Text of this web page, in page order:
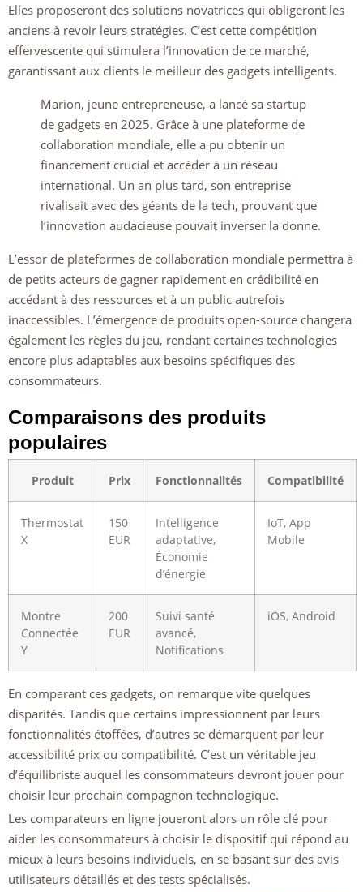
Elles proposeront des solutions novatrices qui obligeront les
anciens à revoir leurs stratégies. C’est cette compétition
effervescente qui stimulera l’innovation de ce marché,
garantissant aux clients le meilleur des gadgets intelligents.
Marion, jeune entrepreneuse, a lancé sa startup
de gadgets en 2025. Grâce à une plateforme de
collaboration mondiale, elle a pu obtenir un
financement crucial et accéder à un réseau
international. Un an plus tard, son entreprise
rivalisait avec des géants de la tech, prouvant que
l’innovation audacieuse pouvait inverser la donne.
L’essor de plateformes de collaboration mondiale permettra à
de petits acteurs de gagner rapidement en crédibilité en
accédant à des ressources et à un public autrefois
inaccessibles. L’émergence de produits open-source changera
également les règles du jeu, rendant certaines technologies
encore plus adaptables aux besoins spécifiques des
consommateurs.
Comparaisons des produits
populaires
Produit Prix Fonctionnalités Compatibilité
Thermostat
X
150
EUR
Intelligence
adaptative,
Économie
d’énergie
IoT, App
Mobile
Montre
Connectée
Y
200
EUR
Suivi santé
avancé,
Notifications
iOS, Android
En comparant ces gadgets, on remarque vite quelques
disparités. Tandis que certains impressionnent par leurs
fonctionnalités étoffées, d’autres se démarquent par leur
accessibilité prix ou compatibilité. C’est un véritable jeu
d’équilibriste auquel les consommateurs devront jouer pour
choisir leur prochain compagnon technologique.
Les comparateurs en ligne joueront alors un rôle clé pour
aider les consommateurs à choisir le dispositif qui répond au
mieux à leurs besoins individuels, en se basant sur des avis
utilisateurs détaillés et des tests spécialisés.